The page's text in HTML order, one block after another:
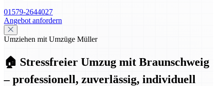
01579-2644027
Angebot anfordern
Umziehen mit Umzüge Müller
🏠 Stressfreier Umzug mit Braunschweig
– professionell, zuverlässig, individuell